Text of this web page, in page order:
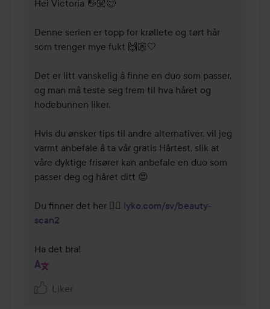
Hei Victoria 👋🏼😊
Denne serien er topp for krøllete og tørt hår
som trenger mye fukt 🙌🏼🤍
Det er litt vanskelig å finne en duo som passer,
og man må teste seg frem til hva håret og
hodebunnen liker.
Hvis du ønsker tips til andre alternativer, vil jeg
varmt anbefale å ta vår gratis Hårtest, slik at
våre dyktige frisører kan anbefale en duo som
passer deg og håret ditt 😍
Du finner det her 👉🏼 lyko.com/sv/beauty-
scan2
Ha det bra!
Liker